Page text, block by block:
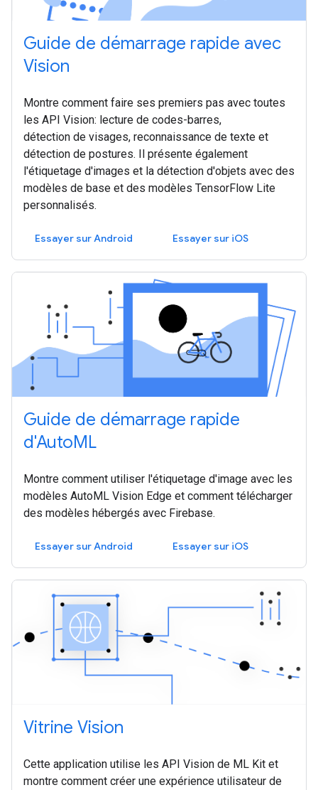
Guide de démarrage rapide avec
Vision
Montre comment faire ses premiers pas avec toutes
les API Vision: lecture de codes-barres,
détection de visages, reconnaissance de texte et
détection de postures. Il présente également
l'étiquetage d'images et la détection d'objets avec des
modèles de base et des modèles TensorFlow Lite
personnalisés.
Essayer sur Android Essayer sur iOS
Guide de démarrage rapide
d'AutoML
Montre comment utiliser l'étiquetage d'image avec les
modèles AutoML Vision Edge et comment télécharger
des modèles hébergés avec Firebase.
Essayer sur Android Essayer sur iOS
Vitrine Vision
Cette application utilise les API Vision de ML Kit et
montre comment créer une expérience utilisateur de